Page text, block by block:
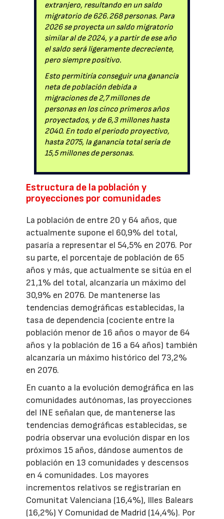
extranjero, resultando en un saldo
migratorio de 626.268 personas. Para
2026 se proyecta un saldo migratorio
similar al de 2024, y a partir de ese año
el saldo será ligeramente decreciente,
pero siempre positivo.
Esto permitiría conseguir una ganancia
neta de población debida a
migraciones de 2,7 millones de
personas en los cinco primeros años
proyectados, y de 6,3 millones hasta
2040. En todo el periodo proyectivo,
hasta 2075, la ganancia total sería de
15,5 millones de personas.
Estructura de la población y
proyecciones por comunidades
La población de entre 20 y 64 años, que
actualmente supone el 60,9% del total,
pasaría a representar el 54,5% en 2076. Por
su parte, el porcentaje de población de 65
años y más, que actualmente se sitúa en el
21,1% del total, alcanzaría un máximo del
30,9% en 2076. De mantenerse las
tendencias demográficas establecidas, la
tasa de dependencia (cociente entre la
población menor de 16 años o mayor de 64
años y la población de 16 a 64 años) también
alcanzaría un máximo histórico del 73,2%
en 2076.
En cuanto a la evolución demográfica en las
comunidades autónomas, las proyecciones
del INE señalan que, de mantenerse las
tendencias demográficas establecidas, se
podría observar una evolución dispar en los
próximos 15 años, dándose aumentos de
población en 13 comunidades y descensos
en 4 comunidades. Los mayores
incrementos relativos se registrarían en
Comunitat Valenciana (16,4%), Illes Balears
(16,2%) Y Comunidad de Madrid (14,4%). Por